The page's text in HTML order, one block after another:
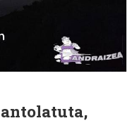
antolatuta,